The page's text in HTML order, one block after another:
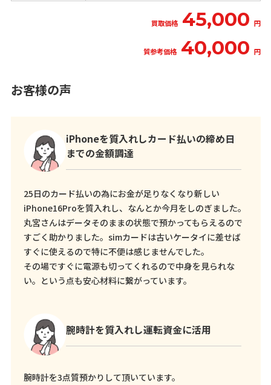
買取価格 45,000 円
質参考価格 40,000 円
お客様の声
iPhoneを質入れしカード払いの締め日
までの金額調達
25日のカード払いの為にお金が足りなくなり新しい
iPhone16Proを質入れし、なんとか今月をしのぎました。
丸宮さんはデータそのままの状態で預かってもらえるので
すごく助かりました。simカードは古いケータイに差せば
すぐに使えるので特に不便は感じませんでした。
その場ですぐに電源も切ってくれるので中身を見られな
い。という点も安心材料に繋がっています。
腕時計を質入れし運転資金に活用
腕時計を3点質預かりして頂いています。